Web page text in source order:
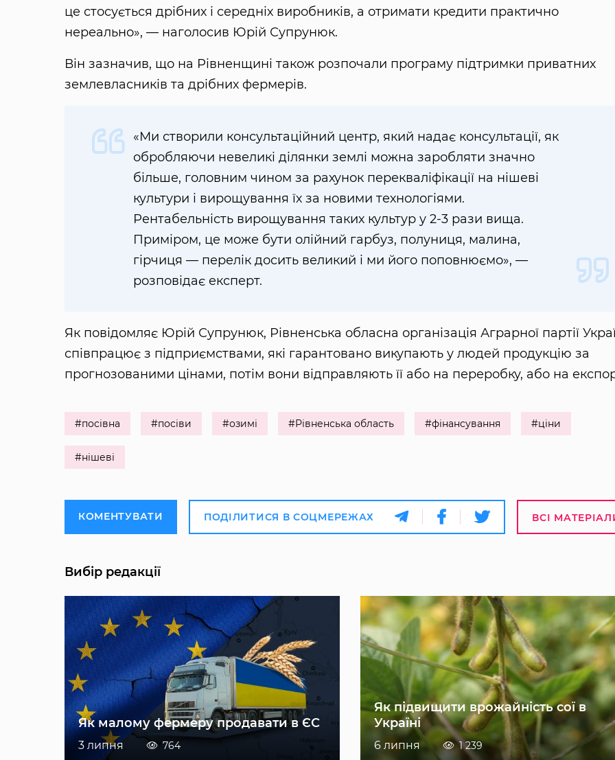
це стосується дрібних і середніх виробників, а отримати кредити практично
нереально», — наголосив Юрій Супрунюк.
Він зазначив, що на Рівненщині також розпочали програму підтримки приватних
землевласників та дрібних фермерів.
«Ми створили консультаційний центр, який надає консультації, як
обробляючи невеликі ділянки землі можна заробляти значно
більше, головним чином за рахунок перекваліфікації на нішеві
культури і вирощування їх за новими технологіями.
Рентабельність вирощування таких культур у 2-3 рази вища.
Приміром, це може бути олійний гарбуз, полуниця, малина,
гірчиця — перелік досить великий і ми його поповнюємо», —
розповідає експерт.
Як повідомляє Юрій Супрунюк, Рівненська обласна організація Аграрної партії
співпрацює з підприємствами, які гарантовано викупають у людей продукцію за
прогнозованими цінами, потім вони відправляють її або на переробку, або на
#посівна #посіви #озимі #Рівненська область #фінансування #ціни
#нішеві
КОМЕНТУВАТИ ПОДІЛИТИСЯ В СОЦМЕРЕЖАХ ВСІ
Вибір редакції
Як малому фермеру продавати в ЄС
3 липня 764
Як підвищити врожайність сої в
Україні
6 липня 1 239